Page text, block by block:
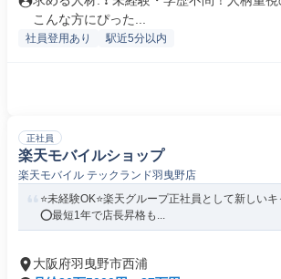
こんな方にぴった...
社員登用あり 駅近5分以内
正社員
楽天モバイルショップ
楽天モバイル テックランド羽曳野店
⭐️未経験OK⭐️楽天グループ正社員として新しい
⭕️最短1年で店長昇格も...
大阪府羽曳野市西浦